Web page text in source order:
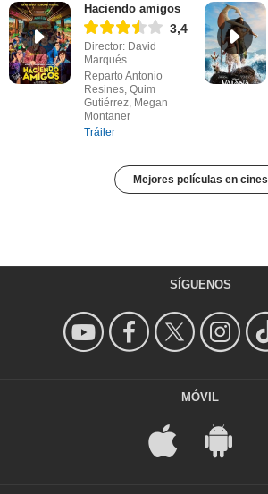
Haciendo amigos
3,4
Director: David
Marqués
Reparto Antonio
Resines, Quim
Gutiérrez, Megan
Montaner
Tráiler
Mejores películas en cines
SÍGUENOS
MÓVIL